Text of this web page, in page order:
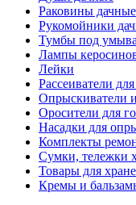
Раковины дачные
Рукомойники
Тумбы под
Лампы
Лейки
Рассеиватели
Опрыскиватели
Оросители для
Насадки для
Комплекты
Сумки, тележки
Товары для
Кремы и